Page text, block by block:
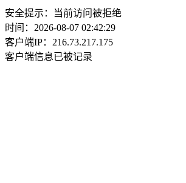
安全提示：当前访问被拒绝
时间：2026-08-07 02:42:29
客户端IP：216.73.217.175
客户端信息已被记录